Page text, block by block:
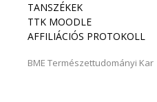
TANSZÉKEK
TTK MOODLE
AFFILIÁCIÓS PROTOKOLL
BME Természettudományi Kar